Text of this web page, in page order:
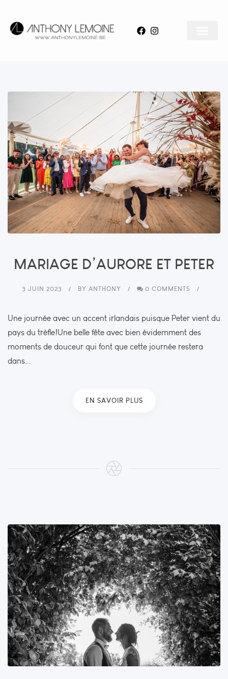
MARIAGE D’AURORE ET PETER
3 JUIN 2023 BY ANTHONY 0 COMMENTS
Une journée avec un accent irlandais puisque Peter vient du
pays du trèfle!Une belle fête avec bien évidemment des
moments de douceur qui font que cette journée restera
dans...
EN SAVOIR PLUS